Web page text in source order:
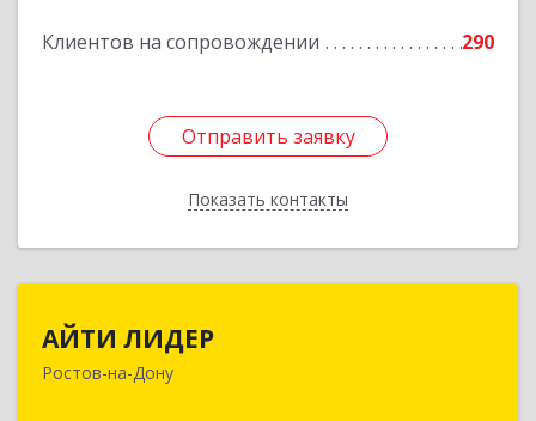
Клиентов на сопровождении 290
Отправить заявку
Показать контакты
Отправить заявку
Назад
АЙТИ ЛИДЕР
Ростов-на-Дону
344065, Ростовская обл, Ростов-на-Дону г,